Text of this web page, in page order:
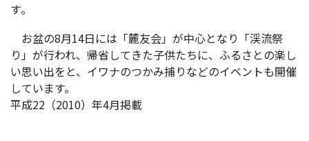
す。
お盆の8月14日には「麓友会」が中心となり「渓流祭
り」が行われ、帰省してきた子供たちに、ふるさとの楽し
い思い出をと、イワナのつかみ捕りなどのイベントも開催
しています。
平成22（2010）年4月掲載